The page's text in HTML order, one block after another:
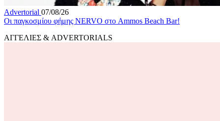
Advertorial 07/08/26
Οι παγκοσμίου φήμης NERVO στο Ammos Beach Bar!
ΑΓΓΕΛΙΕΣ & ADVERTORIALS